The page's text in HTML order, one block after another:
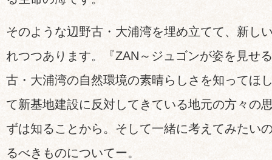
そのような辺野古・大浦湾を埋め立てて、新し
れつつあります。『ZAN～ジュゴンが姿を見せ
古・大浦湾の自然環境の素晴らしさを知ってほ
て新基地建設に反対してきている地元の方々の
ずは知ることから。そして一緒に考えてみたい
るべきものについてー。